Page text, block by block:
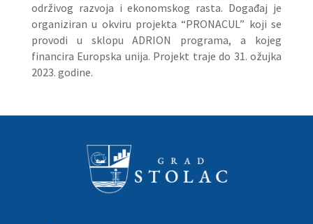
održivog razvoja i ekonomskog rasta. Događaj je
organiziran u okviru projekta “PRONACUL” koji se
provodi u sklopu ADRION programa, a kojeg
financira Europska unija. Projekt traje do 31. ožujka
2023. godine.